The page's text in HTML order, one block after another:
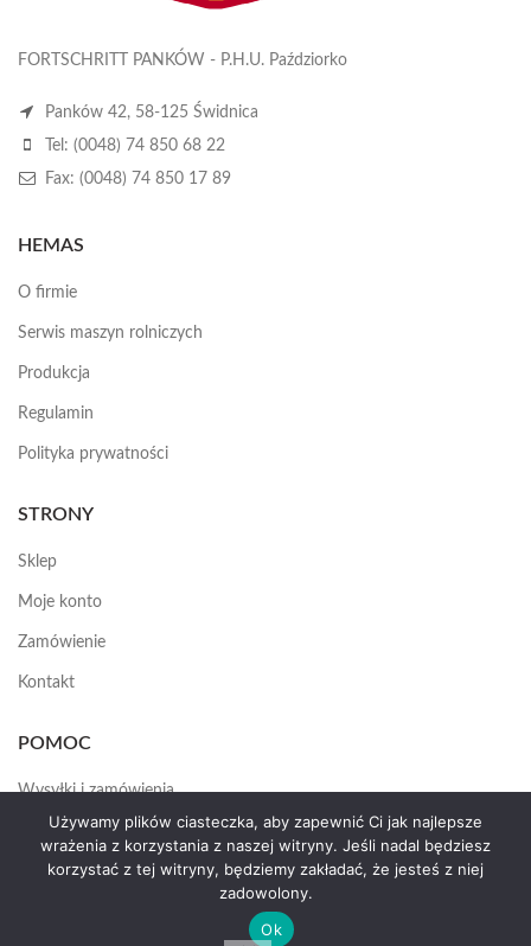
FORTSCHRITT PANKÓW - P.H.U. Paździorko
Panków 42, 58-125 Świdnica
Tel: (0048) 74 850 68 22
Fax: (0048) 74 850 17 89
HEMAS
O firmie
Serwis maszyn rolniczych
Produkcja
Regulamin
Polityka prywatności
STRONY
Sklep
Moje konto
Zamówienie
Kontakt
POMOC
Wysyłki i zamówienia
Jak założyć konto
HEMAS.PL 2025
Używamy plików ciasteczka, aby zapewnić Ci jak najlepsze
wrażenia z korzystania z naszej witryny. Jeśli nadal będziesz
korzystać z tej witryny, będziemy zakładać, że jesteś z niej
zadowolony.
Ok